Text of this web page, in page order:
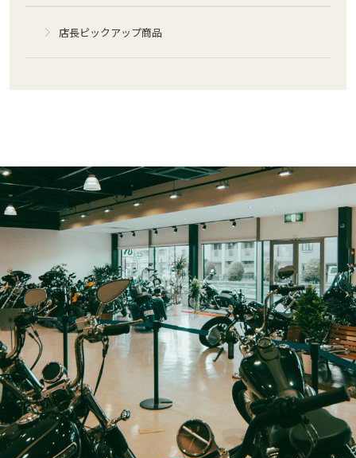
店長ピックアップ商品